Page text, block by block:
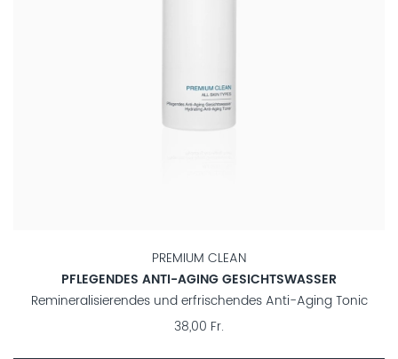
PREMIUM CLEAN
PFLEGENDES ANTI-AGING GESICHTSWASSER
Remineralisierendes und erfrischendes Anti-Aging Tonic
38,00 Fr.